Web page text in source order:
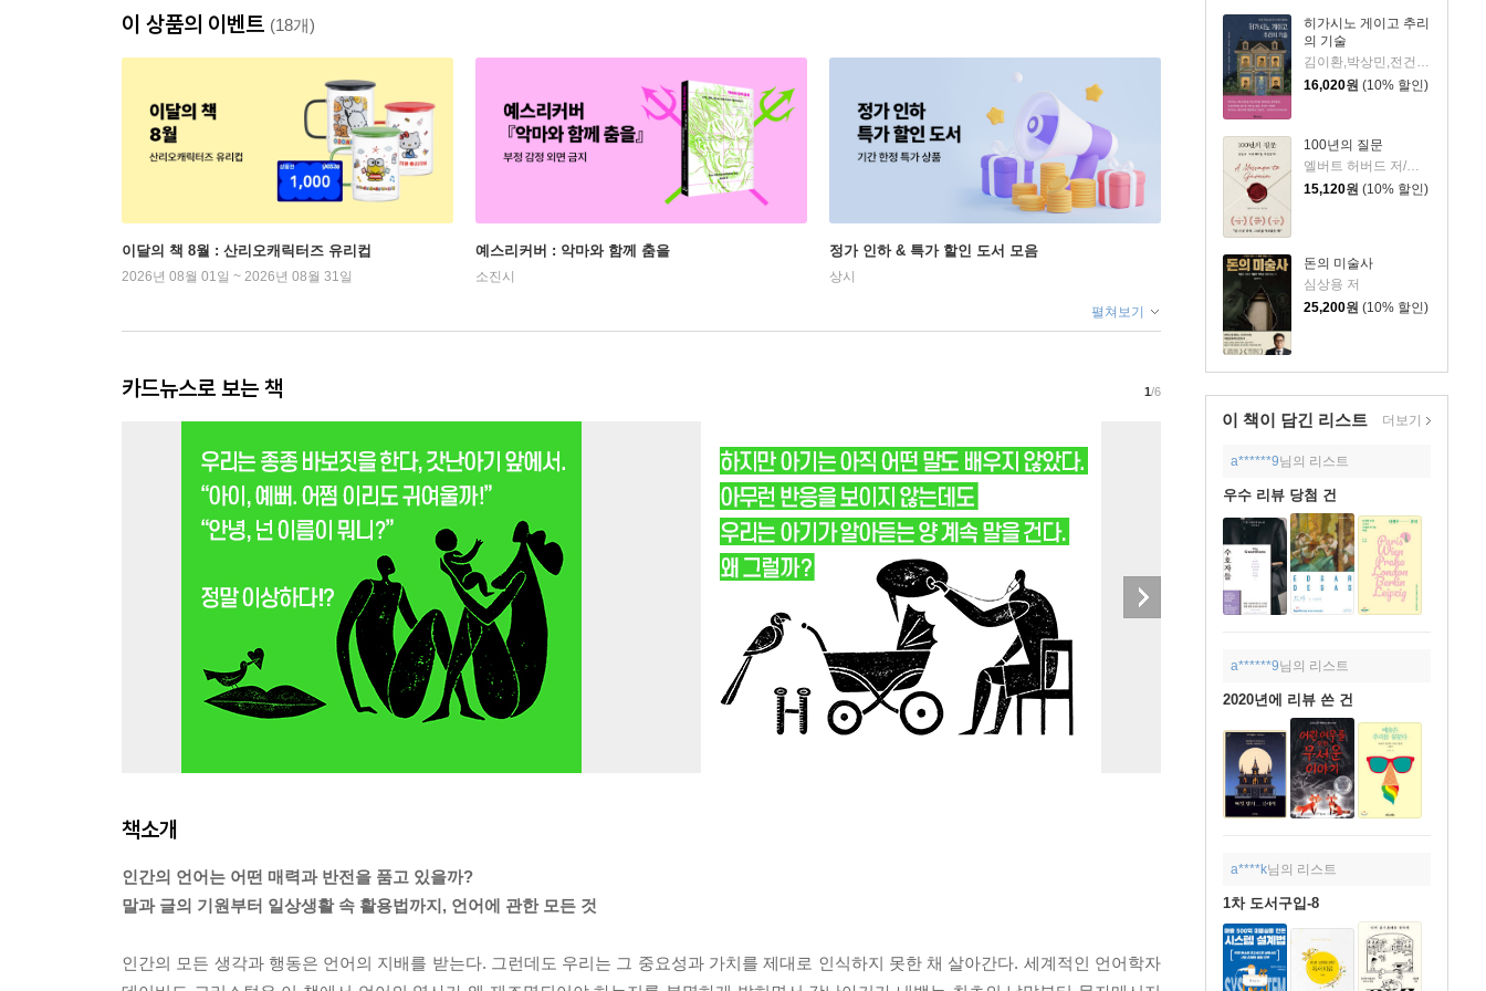
히가시노 게이고 추리
의 기술
김이환,박상민,전건우,정명섭,조동신 저
16,020원 (10% 할인)
100년의 질문
15,120원 (10% 할인)
돈의 미술사
심상용 저
25,200원 (10% 할인)
이 책이 담긴 리스트 더보기
a******9님의 리스트
우수 리뷰 당첨 건
a******9님의 리스트
2020년에 리뷰 쓴 건
a****k님의 리스트
1차 도서구입-8
이 상품의 이벤트 (18개)
이달의 책 8월 : 산리오캐릭터즈 유리컵
2026년 08월 01일 ~ 2026년 08월 31일
예스리커버 : 악마와 함께 춤을
소진시
정가 인하 & 특가 할인 도서 모음
상시
펼쳐보기
카드뉴스로 보는 책 1/6
책소개
인간의 언어는 어떤 매력과 반전을 품고 있을까?
말과 글의 기원부터 일상생활 속 활용법까지, 언어에 관한 모든 것
인간의 모든 생각과 행동은 언어의 지배를 받는다. 그런데도 우리는 그 중요성과 가치를 제대로 인식하지 못한 채 살아간다. 세계적인 언어학자